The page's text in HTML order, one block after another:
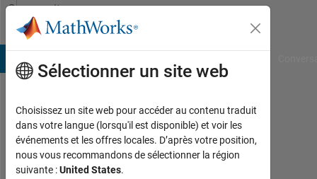
Passer au contenu
Community
Profile
Wilver
Sánchez
Last
Sélectionner un site web
Choisissez un site web pour accéder au contenu traduit
dans votre langue (lorsqu'il est disponible) et voir les
événements et les offres locales. D’après votre position,
nous vous recommandons de sélectionner la région
suivante :United States.